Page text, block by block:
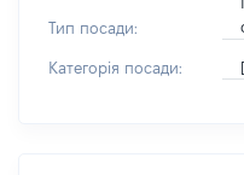
Тип посади:
Категорія посади: